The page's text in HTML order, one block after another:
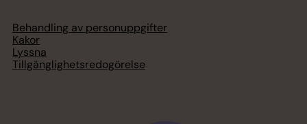
Behandling av personuppgifter
Kakor
Lyssna
Tillgänglighetsredogörelse